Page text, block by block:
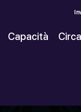
Capacità Circa